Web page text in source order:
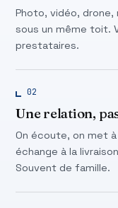
Photo, vidéo,
sous un même toit.
prestataires.
02
Une relation,
On écoute, on met
échange à la
Souvent de famille.